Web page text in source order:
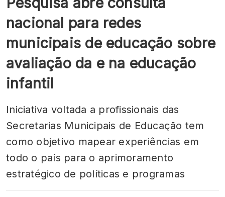
nacional para redes
municipais de educação sobre
avaliação da e na educação
infantil
Iniciativa voltada a profissionais das
Secretarias Municipais de Educação tem
como objetivo mapear experiências em
todo o país para o aprimoramento
estratégico de políticas e programas